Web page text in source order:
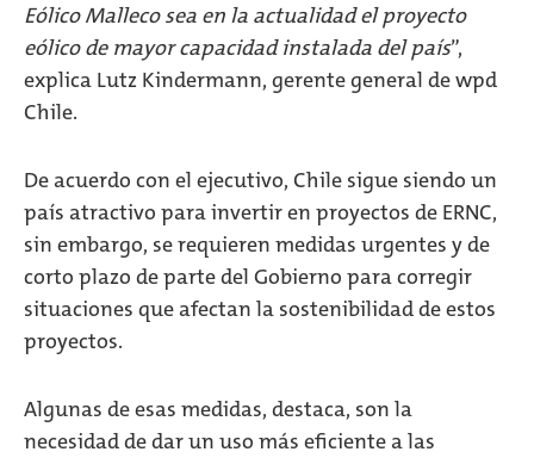
Eólico Malleco sea en la actualidad el proyecto
eólico de mayor capacidad instalada del país”,
explica Lutz Kindermann, gerente general de wpd
Chile.
De acuerdo con el ejecutivo, Chile sigue siendo un
país atractivo para invertir en proyectos de ERNC,
sin embargo, se requieren medidas urgentes y de
corto plazo de parte del Gobierno para corregir
situaciones que afectan la sostenibilidad de estos
proyectos.
Algunas de esas medidas, destaca, son la
necesidad de dar un uso más eficiente a las